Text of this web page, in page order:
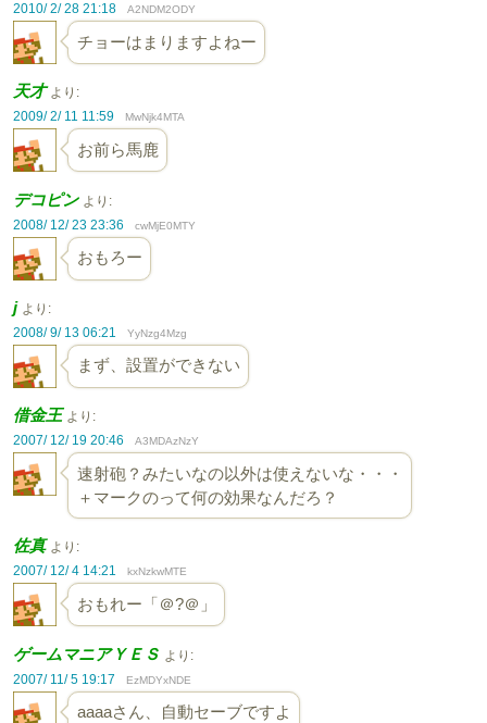
2010/ 2/ 28 21:18
A2NDM2ODY
チョーはまりますよねー
天才 より:
2009/ 2/ 11 11:59
MwNjk4MTA
お前ら馬鹿
デコピン より:
2008/ 12/ 23 23:36
cwMjE0MTY
おもろー
j より:
2008/ 9/ 13 06:21
YyNzg4Mzg
まず、設置ができない
借金王 より:
2007/ 12/ 19 20:46
A3MDAzNzY
速射砲？みたいなの以外は使えないな・・・
＋マークのって何の効果なんだろ？
佐真 より:
2007/ 12/ 4 14:21
kxNzkwMTE
おもれー「＠?＠」
ゲームマニアＹＥＳ より:
2007/ 11/ 5 19:17
EzMDYxNDE
aaaaさん、自動セーブですよ